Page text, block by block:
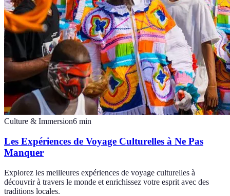
Culture & Immersion6 min
Les Expériences de Voyage Culturelles à Ne Pas
Manquer
Explorez les meilleures expériences de voyage culturelles à
découvrir à travers le monde et enrichissez votre esprit avec des
traditions locales.